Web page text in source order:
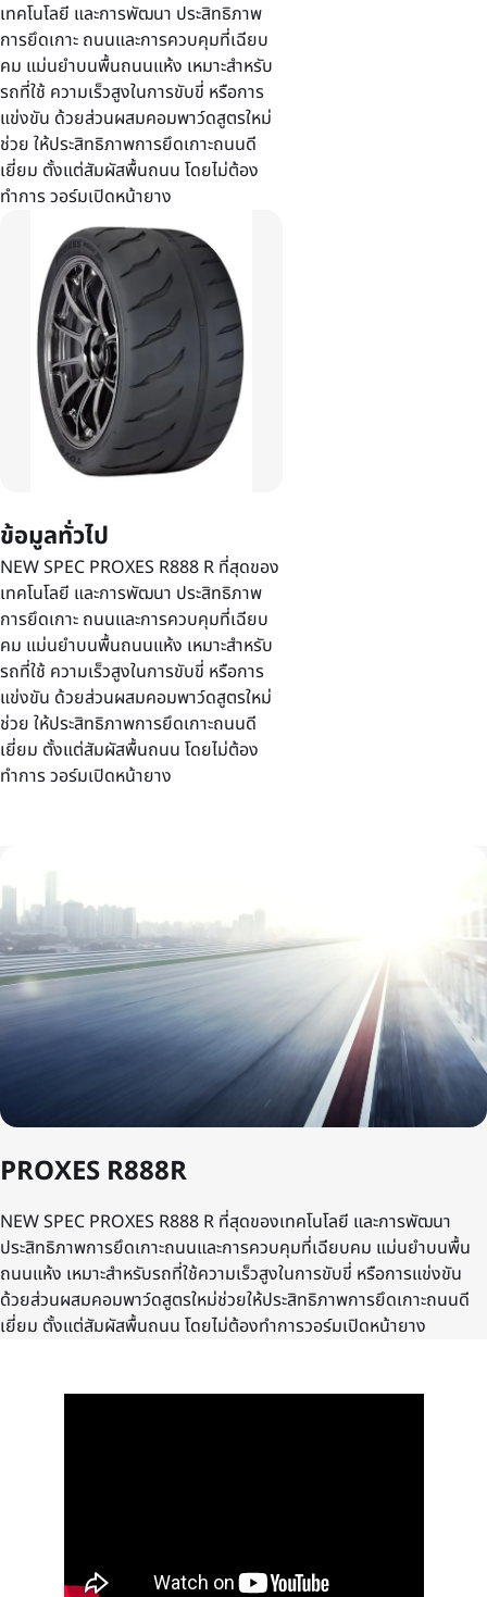
เทคโนโลยี และการพัฒนา ประสิทธิภาพ
การยึดเกาะ ถนนและการควบคุมที่เฉียบ
คม แม่นยำบนพื้นถนนแห้ง เหมาะสำหรับ
รถที่ใช้ ความเร็วสูงในการขับขี่ หรือการ
แข่งขัน ด้วยส่วนผสมคอมพาว์ดสูตรใหม่
ช่วย ให้ประสิทธิภาพการยึดเกาะถนนดี
เยี่ยม ตั้งแต่สัมผัสพื้นถนน โดยไม่ต้อง
ทำการ วอร์มเปิดหน้ายาง
ข้อมูลทั่วไป
NEW SPEC PROXES R888 R ที่สุดของ
เทคโนโลยี และการพัฒนา ประสิทธิภาพ
การยึดเกาะ ถนนและการควบคุมที่เฉียบ
คม แม่นยำบนพื้นถนนแห้ง เหมาะสำหรับ
รถที่ใช้ ความเร็วสูงในการขับขี่ หรือการ
แข่งขัน ด้วยส่วนผสมคอมพาว์ดสูตรใหม่
ช่วย ให้ประสิทธิภาพการยึดเกาะถนนดี
เยี่ยม ตั้งแต่สัมผัสพื้นถนน โดยไม่ต้อง
ทำการ วอร์มเปิดหน้ายาง
PROXES R888R
NEW SPEC PROXES R888 R ที่สุดของเทคโนโลยี และการพัฒนา
ประสิทธิภาพการยึดเกาะถนนและการควบคุมที่เฉียบคม แม่นยำบนพื้น
ถนนแห้ง เหมาะสำหรับรถที่ใช้ความเร็วสูงในการขับขี่ หรือการแข่งขัน
ด้วยส่วนผสมคอมพาว์ดสูตรใหม่ช่วยให้ประสิทธิภาพการยึดเกาะถนนดี
เยี่ยม ตั้งแต่สัมผัสพื้นถนน โดยไม่ต้องทำการวอร์มเปิดหน้ายาง